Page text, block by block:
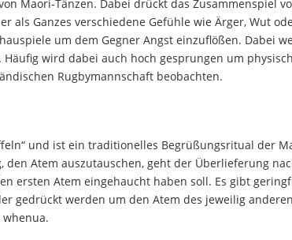
Maori-Tänzen. Dabei drückt das Zusammenspiel
als Ganzes verschiedene Gefühle wie Ärger, Wut
um dem Gegner Angst einzuflößen. Dabei
wird dabei auch hoch gesprungen um
Rugbymannschaft beobachten.
und ist ein traditionelles Begrüßungsritual der
Atem auszutauschen, geht der Überlieferung
ersten Atem eingehaucht haben soll. Es gibt
gedrückt werden um den Atem des jeweilig